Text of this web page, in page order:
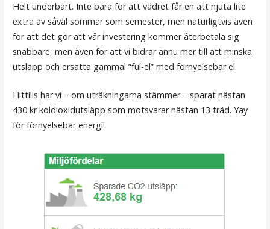
Helt underbart. Inte bara för att vädret får en att njuta lite
extra av såväl sommar som semester, men naturligtvis även
för att det gör att vår investering kommer återbetala sig
snabbare, men även för att vi bidrar ännu mer till att minska
utsläpp och ersätta gammal ”ful-el” med förnyelsebar el.
Hittills har vi – om uträkningarna stämmer – sparat nästan
430 kr koldioxidutsläpp som motsvarar nästan 13 träd. Yay
för förnyelsebar energi!